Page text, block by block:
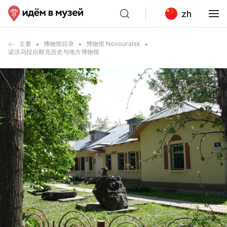
zh
主要 博物馆目录
博物馆 Novouralsk
诺沃乌拉尔斯克历史与地方博物馆